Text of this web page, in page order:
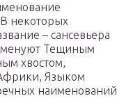
В некоторых
– сансевьера
Тещиным
хвостом,
Языком
наименований